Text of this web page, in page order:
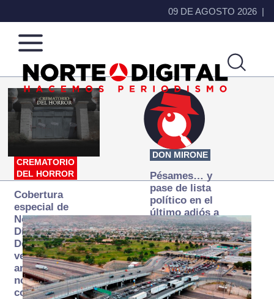
09 DE AGOSTO 2026
Norte
de
Ciudad
Más
que
noticias,
hacemos periodismo
CREMATORIO
DEL HORROR
Cobertura
especial de
Norte
Digital:
Donde la
verdad
arde… pero
no se
consume
DON MIRONE
Pésames… y
pase de lista
político en el
último adiós a
Papá Grande